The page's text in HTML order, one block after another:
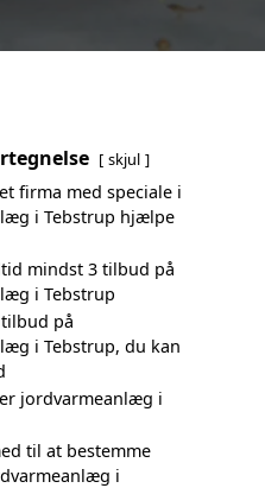
skjul
firma med speciale i
i Tebstrup hjælpe
mindst 3 tilbud på
i Tebstrup
på
i Tebstrup, du kan
jordvarmeanlæg i
til at bestemme
i